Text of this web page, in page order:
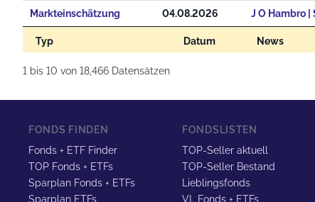
Markteinschätzung 04.08.2026
Typ Datum News
1 bis 10 von 18,466 Datensätzen
FONDS FINDEN
Fonds + ETF Finder
TOP Fonds + ETFs
Sparplan Fonds + ETFs
Sparplan ETFs
FONDSLISTEN
TOP-Seller aktuell
TOP-Seller Bestand
Lieblingsfonds
VL Fonds + ETFs